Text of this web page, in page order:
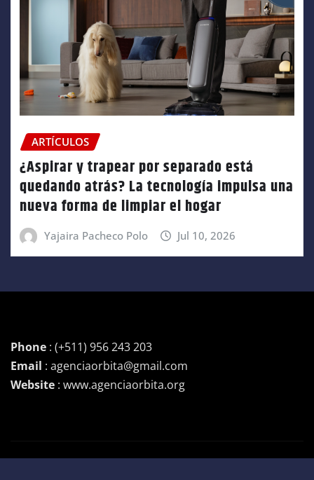
ARTÍCULOS
¿Aspirar y trapear por separado está
quedando atrás? La tecnología impulsa una
nueva forma de limpiar el hogar
Yajaira Pacheco Polo Jul 10, 2026
Phone : (+511) 956 243 203
Email : agenciaorbita@gmail.com
Website : www.agenciaorbita.org